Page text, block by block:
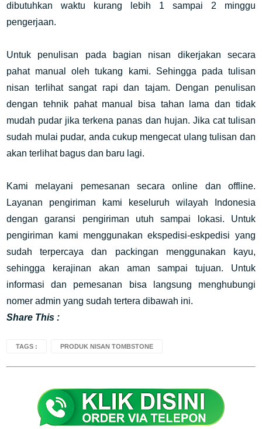
dibutuhkan waktu kurang lebih 1 sampai 2 minggu
pengerjaan.
Untuk penulisan pada bagian nisan dikerjakan secara
pahat manual oleh tukang kami. Sehingga pada tulisan
nisan terlihat sangat rapi dan tajam. Dengan penulisan
dengan tehnik pahat manual bisa tahan lama dan tidak
mudah pudar jika terkena panas dan hujan. Jika cat tulisan
sudah mulai pudar, anda cukup mengecat ulang tulisan dan
akan terlihat bagus dan baru lagi.
Kami melayani pemesanan secara online dan offline.
Layanan pengiriman kami keseluruh wilayah Indonesia
dengan garansi pengiriman utuh sampai lokasi. Untuk
pengiriman kami menggunakan ekspedisi-eskpedisi yang
sudah terpercaya dan packingan menggunakan kayu,
sehingga kerajinan akan aman sampai tujuan. Untuk
informasi dan pemesanan bisa langsung menghubungi
nomer admin yang sudah tertera dibawah ini.
Share This :
TAGS : PRODUK NISAN TOMBSTONE